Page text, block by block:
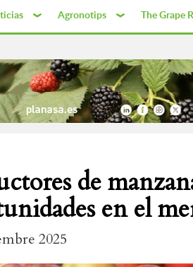
Agronotips The Grape
de
en el
2025